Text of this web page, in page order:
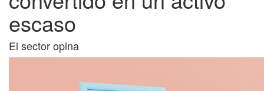
escaso
El sector opina